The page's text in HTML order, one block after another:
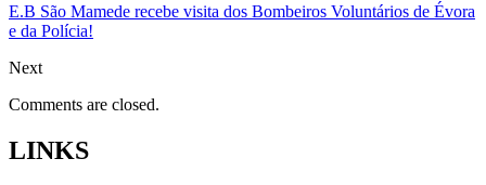
E.B São Mamede recebe visita dos Bombeiros Voluntários de Évora
e da Polícia!
Next
Comments are closed.
LINKS